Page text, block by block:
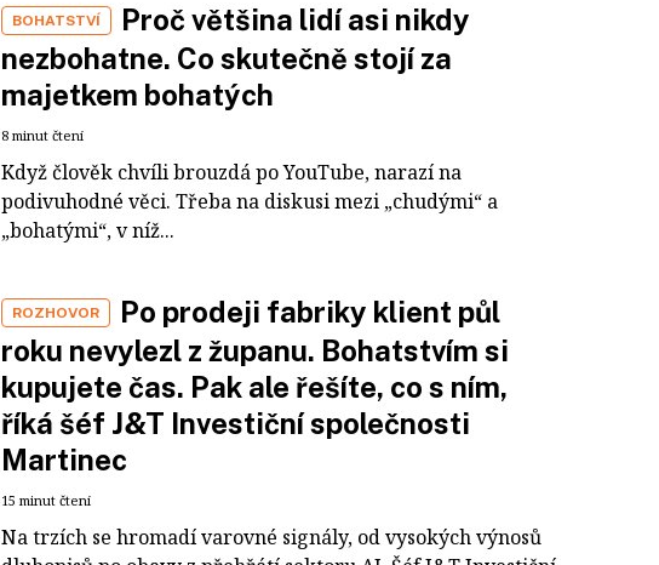
BOHATSTVÍ
Proč většina lidí asi nikdy
nezbohatne. Co skutečně stojí za
majetkem bohatých
8 minut čtení
Když člověk chvíli brouzdá po YouTube, narazí na
podivuhodné věci. Třeba na diskusi mezi „chudými“ a
„bohatými“, v níž...
ROZHOVOR
Po prodeji fabriky klient půl
roku nevylezl z županu. Bohatstvím si
kupujete čas. Pak ale řešíte, co s ním,
říká šéf J&T Investiční společnosti
Martinec
15 minut čtení
Na trzích se hromadí varovné signály, od vysokých výnosů